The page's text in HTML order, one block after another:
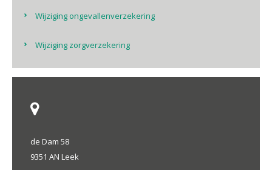
Wijziging ongevallenverzekering
Wijziging zorgverzekering
de Dam 58
9351 AN Leek